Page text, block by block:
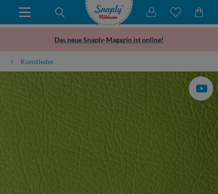
Das neue Snaply-Magazin ist online!
Kunstleder